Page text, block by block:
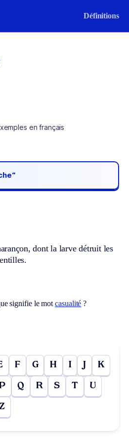
Définitions
en français
dont la larve détruit les
signifie le motcasualité ?
F G H I J K
Q R S T U